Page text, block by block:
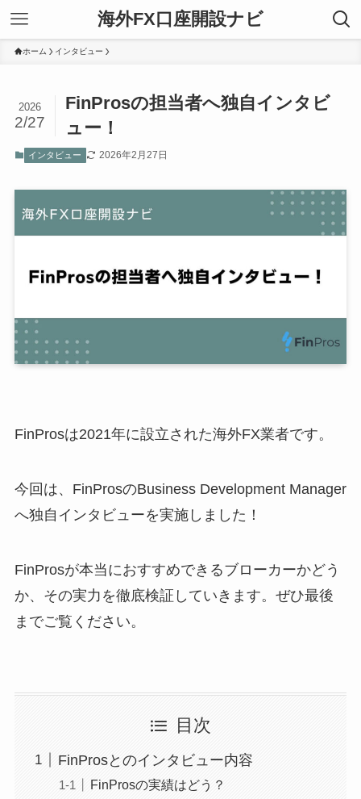
海外FX口座開設ナビ
ホーム インタビュー
FinProsの担当者へ独自インタビ
ュー！
2026
2/27
インタビュー 2026年2月27日
FinProsは2021年に設立された海外FX業者です。
今回は、FinProsのBusiness Development Manager
へ独自インタビューを実施しました！
FinProsが本当におすすめできるブローカーかどう
か、その実力を徹底検証していきます。ぜひ最後
までご覧ください。
目次
FinProsとのインタビュー内容
FinProsの実績はどう？